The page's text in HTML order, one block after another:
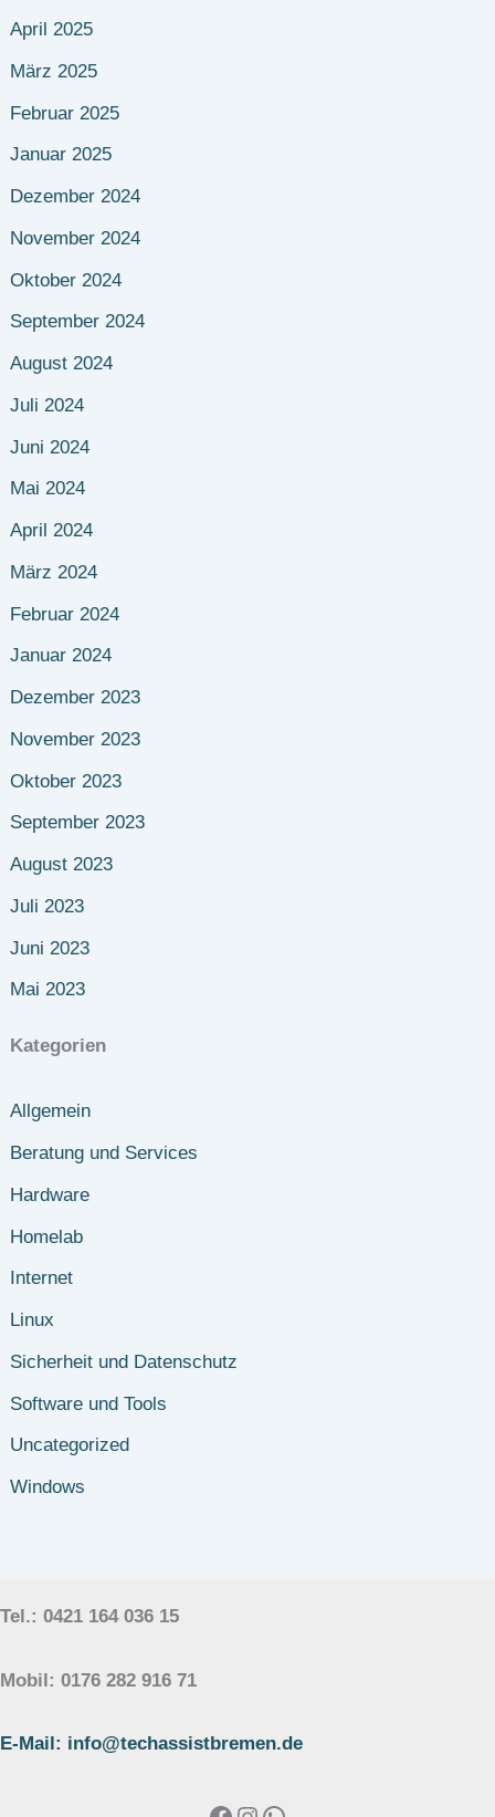
April 2025
März 2025
Februar 2025
Januar 2025
Dezember 2024
November 2024
Oktober 2024
September 2024
August 2024
Juli 2024
Juni 2024
Mai 2024
April 2024
März 2024
Februar 2024
Januar 2024
Dezember 2023
November 2023
Oktober 2023
September 2023
August 2023
Juli 2023
Juni 2023
Mai 2023
Kategorien
Allgemein
Beratung und Services
Hardware
Homelab
Internet
Linux
Sicherheit und Datenschutz
Software und Tools
Uncategorized
Windows
Tel.: 0421 164 036 15
Mobil: 0176 282 916 71
E-Mail: info@techassistbremen.de